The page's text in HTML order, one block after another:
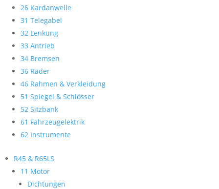
26 Kardanwelle
31 Telegabel
32 Lenkung
33 Antrieb
34 Bremsen
36 Räder
46 Rahmen & Verkleidung
51 Spiegel & Schlösser
52 Sitzbank
61 Fahrzeugelektrik
62 Instrumente
R45 & R65LS
11 Motor
Dichtungen